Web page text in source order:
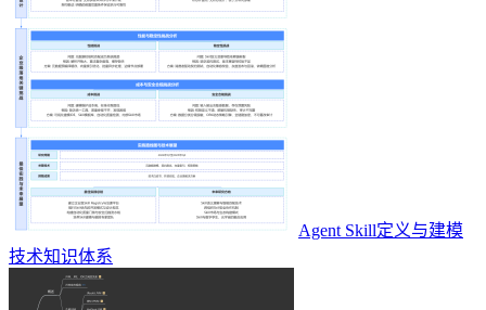
Agent Skill定义与建模
技术知识体系